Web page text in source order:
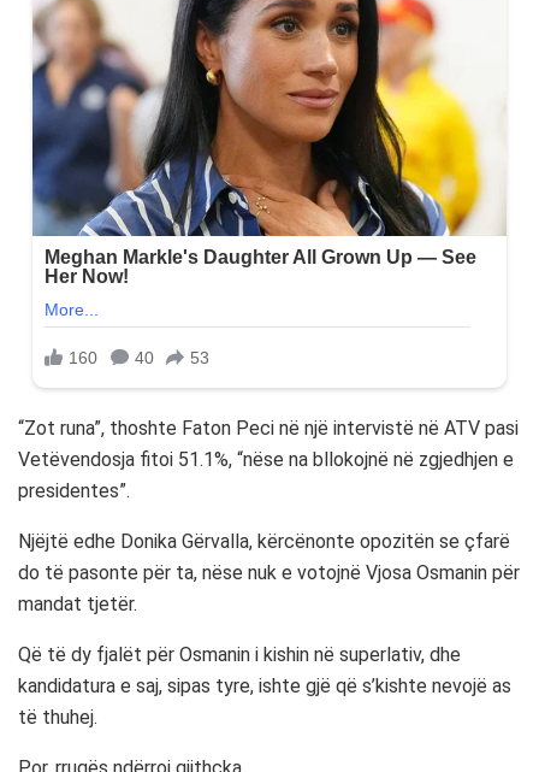
“Zot runa”, thoshte Faton Peci në një intervistë në ATV pasi
Vetëvendosja fitoi 51.1%, “nëse na bllokojnë në zgjedhjen e
presidentes”.
Njëjtë edhe Donika Gërvalla, kërcënonte opozitën se çfarë
do të pasonte për ta, nëse nuk e votojnë Vjosa Osmanin për
mandat tjetër.
Që të dy fjalët për Osmanin i kishin në superlativ, dhe
kandidatura e saj, sipas tyre, ishte gjë që s’kishte nevojë as
të thuhej.
Por, rrugës ndërroi gjithçka.